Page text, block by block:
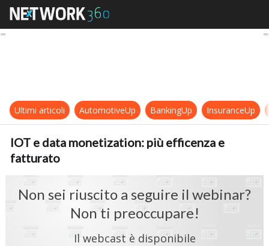
IOT e data monetization: più
Ultimi articoli AutomotiveUp BankingUp InsuranceUp
IOT e data monetization: più efficenza e
fatturato
Non sei riuscito a seguire il webinar?
Non ti preoccupare!
Il webcast è disponibile